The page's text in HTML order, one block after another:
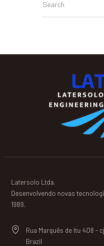
Latersolo Ltda.
Desenvolvendo novas
1989.
Rua Marquês de Itu 408 -
Brazil